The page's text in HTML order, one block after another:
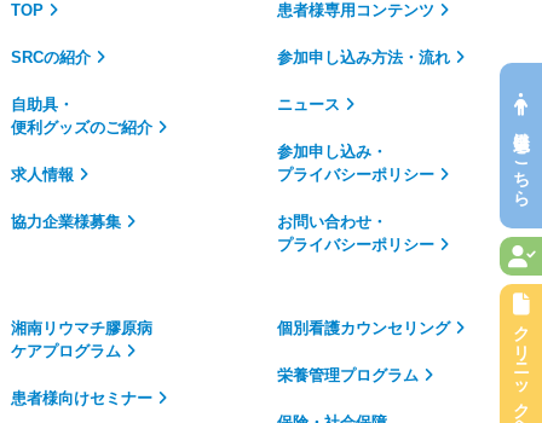
会員申込はこちら
TOP
SRCの紹介
自助具・
便利グッズのご紹介
求人情報
協力企業様募集
患者様専用コンテンツ
参加申し込み方法・流れ
ニュース
参加申し込み・
プライバシーポリシー
お問い合わせ・
プライバシーポリシー
湘南リウマチ膠原病
ケアプログラム
患者様向けセミナー
個別看護カウンセリング
栄養管理プログラム